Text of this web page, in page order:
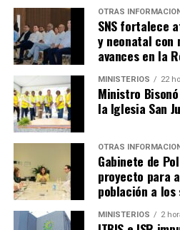
OTRAS
SNS fortalece
y neonatal con
avances en la
MINISTERIOS 22
Ministro
la Iglesia San
OTRAS
Gabinete de
proyecto para
población a
MINISTERIOS 2